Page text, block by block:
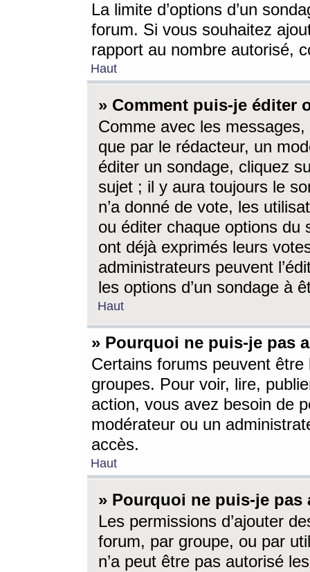
La limite d’options d’un
forum. Si vous souhaitez
rapport au nombre autorisé,
Haut
» Comment puis-je éditer
Comme avec les
que par le rédacteur, un
éditer un sondage, cliquez
sujet ; il y aura toujours le
n’a donné de vote, les
ou éditer chaque options du
ont déjà exprimés leurs
administrateurs peuvent
les options d’un sondage à
Haut
» Pourquoi ne puis-je pas
Certains forums peuvent être
groupes. Pour voir, lire,
action, vous avez besoin de
modérateur ou un
accès.
Haut
» Pourquoi ne puis-je
Les permissions d’ajouter
forum, par groupe, ou par
n’a peut être pas autorisé